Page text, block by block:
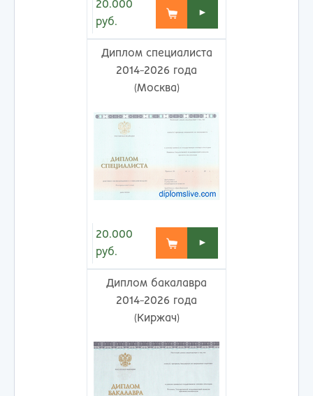
20.000
руб.
►
Диплом специалиста
2014-2026 года
(Москва)
20.000
руб.
►
Диплом бакалавра
2014-2026 года
(Киржач)